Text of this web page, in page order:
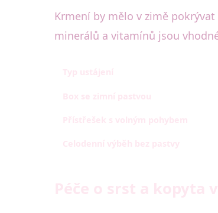
Krmení by mělo v zimě
minerálů a vitamínů jsou